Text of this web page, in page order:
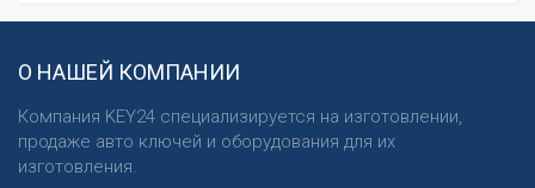
О НАШЕЙ КОМПАНИИ
Компания KEY24 специализируется на изготовлении,
продаже авто ключей и оборудования для их
изготовления.